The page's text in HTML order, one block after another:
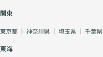
関東
東京都 ｜ 神奈川県 ｜ 埼玉県 ｜ 千葉県
東海